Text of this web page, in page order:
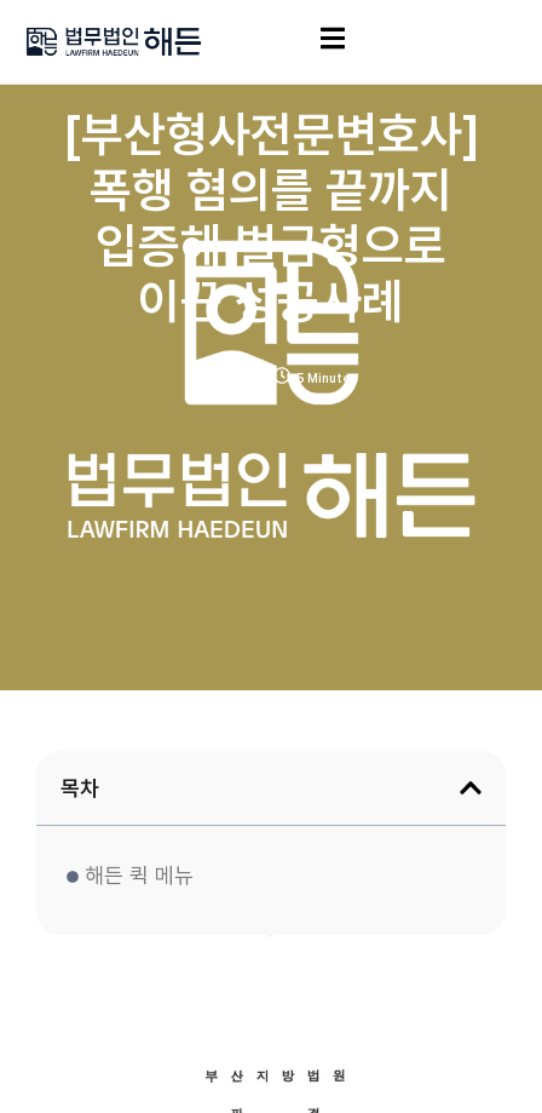
[부산형사전문변호사]
폭행 혐의를 끝까지
입증해 벌금형으로
이끈 성공사례
5 Minutes
목차
해든 퀵 메뉴